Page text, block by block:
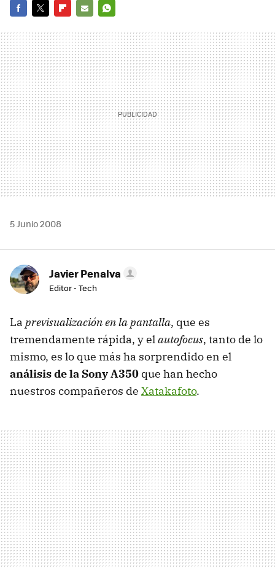
MAIL
5 Junio 2008
Javier Penalva
Editor - Tech
La previsualización en la pantalla, que es
tremendamente rápida, y elautofocus, tanto de lo
mismo, es lo que más ha sorprendido en el
análisis de la Sony A350 que han hecho
nuestros compañeros de Xatakafoto.